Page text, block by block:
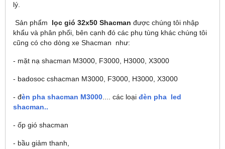
lý.
Sản phẩm lọc gió 32x50 Shacman được chúng tôi nhập
khẩu và phân phối, bên cạnh đó các phụ tùng khác chúng tôi
cũng có cho dòng xe Shacman như:
- mặt nạ shacman M3000, F3000, H3000, X3000
- badosoc cshacman M3000, F3000, H3000, X3000
- đèn pha shacman M3000 .... các loại đèn pha led
shacman..
- ốp gió shacman
- bầu giảm thanh,